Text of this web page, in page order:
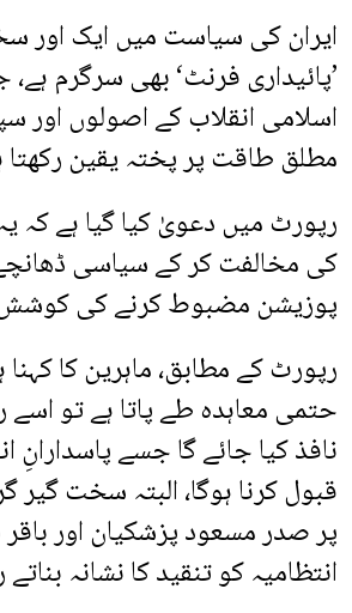
ایران کی سیاست میں ایک اور
اسلامی انقلاب کے اصولوں اور
مطلق طاقت پر پختہ یقین رکھتا
رپورٹ میں دعویٰ کیا گیا ہے کہ
کی مخالفت کر کے سیاسی
پوزیشن مضبوط کرنے کی کوشش
رپورٹ کے مطابق، ماہرین کا
حتمی معاہدہ طے پاتا ہے تو
نافذ کیا جائے گا جسے پاسدارانِ
قبول کرنا ہوگا، البتہ سخت
پر صدر مسعود پزشکیان اور
انتظامیہ کو تنقید کا نشانہ